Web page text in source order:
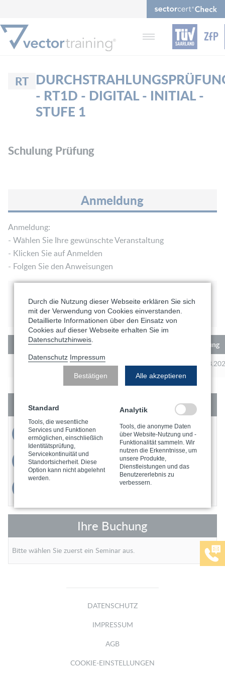
RT
- RT1D - DIGITAL - INITIAL -
STUFE 1
Schulung Prüfung
Anmeldung
Anmeldung:
- Wählen Sie Ihre gewünschte Veranstaltung
- Klicken Sie auf Anmelden
- Folgen Sie den Anweisungen
Ziele & Zielgruppe
Kurs-Nr.
Prüfung
RT-D-26-294
17.08.2026 - 27.08.2026
Kontakt
info@vector-ndt-training.com
Rückruf / Terminvereinbarung
Ihre Buchung
Bitte wählen Sie zuerst ein Seminar aus.
DATENSCHUTZ
IMPRESSUM
AGB
COOKIE-EINSTELLUNGEN
Durch die Nutzung dieser Webseite erklären Sie sich
mit der Verwendung von Cookies einverstanden.
Detaillierte Informationen über den Einsatz von
Cookies auf dieser Webseite erhalten Sie im
Datenschutzhinweis
Datenschutz Impressum
Bestätigen Alle akzeptieren
Standard
Tools, die wesentliche
Services und Funktionen
ermöglichen, einschließlich
Identitätsprüfung,
Servicekontinuität und
Standortsicherheit. Diese
Option kann nicht abgelehnt
werden.
Analytik
Tools, die anonyme Daten
über Website-Nutzung und -
Funktionalität sammeln. Wir
nutzen die Erkenntnisse, um
unsere Produkte,
Dienstleistungen und das
Benutzererlebnis zu
verbessern.